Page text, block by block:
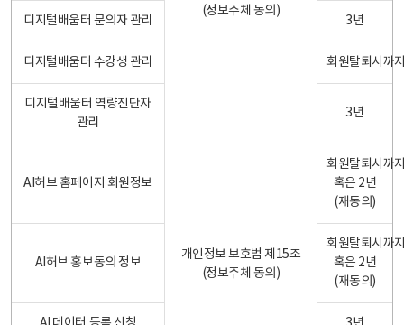
(정보주체 동의)
디지털배움터 문의자 관리 3년
디지털배움터 수강생 관리 회원탈퇴시까
디지털배움터 역량진단자
관리
3년
AI허브 홈페이지 회원정보
개인정보 보호법 제15조
(정보주체 동의)
회원탈퇴시까
혹은 2년
(재동의)
AI허브 홍보동의 정보
회원탈퇴시까
혹은 2년
(재동의)